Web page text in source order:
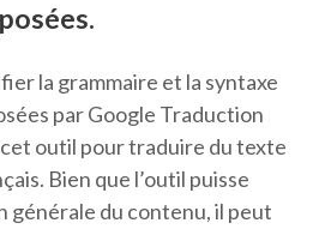
la grammaire et la syntaxe
par Google Traduction
outil pour traduire du texte
Bien que l’outil puisse
du contenu, il peut